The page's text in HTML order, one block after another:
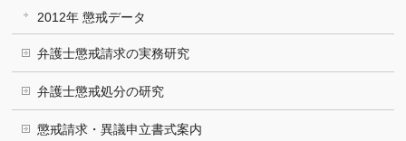
2012年 懲戒データ
弁護士懲戒請求の実務研究
弁護士懲戒処分の研究
懲戒請求・異議申立書式案内